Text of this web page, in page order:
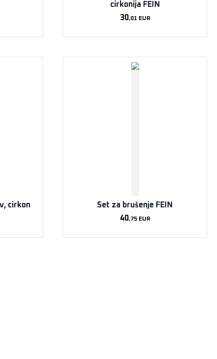
cirkonija FEIN
30,01 EUR
cirkon
Set za brušenje FEIN
40,75EUR